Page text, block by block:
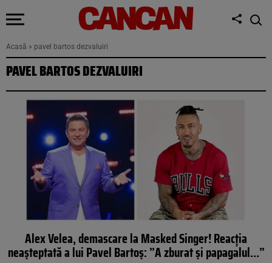
Acasă » pavel bartos dezvaluiri
PAVEL BARTOS DEZVALUIRI
Alex Velea, demascare la Masked Singer! Reacția
neașteptată a lui Pavel Bartoș: ”A zburat și papagalul…”